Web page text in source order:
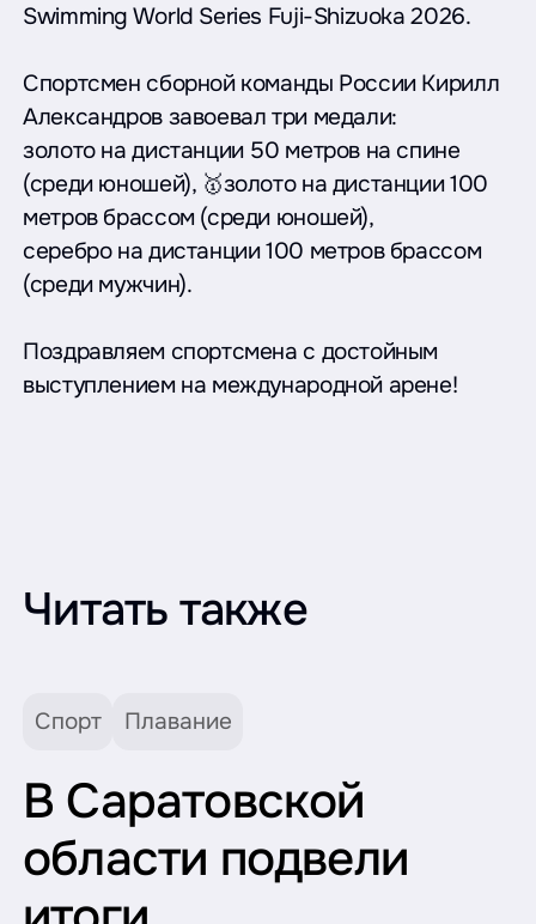
Swimming World Series Fuji-Shizuoka 2026.
Спортсмен сборной команды России Кирилл
Александров завоевал три медали:
золото на дистанции 50 метров на спине
(среди юношей), 🥇золото на дистанции 100
метров брассом (среди юношей),
серебро на дистанции 100 метров брассом
(среди мужчин).
Поздравляем спортсмена с достойным
выступлением на международной арене!
Читать также
Спорт Плавание
В Саратовской
области подвели